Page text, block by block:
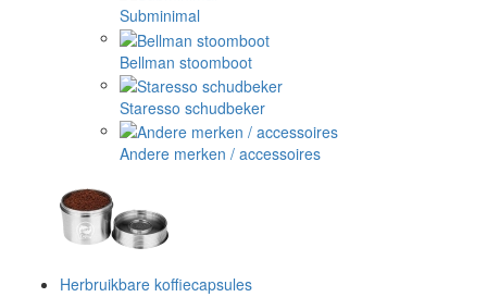
Subminimal
Bellman stoomboot
Staresso schudbeker
Andere merken / accessoires
Herbruikbare koffiecapsules